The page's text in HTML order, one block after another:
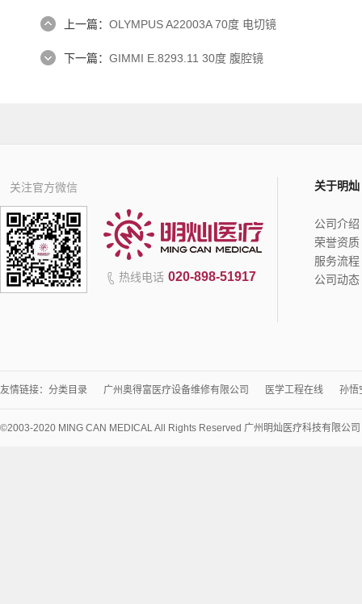
上一篇： OLYMPUS A22003A 70度 电切镜
下一篇： GIMMI E.8293.11 30度 腹腔镜
关注官方微信
热线电话 020-898-51917
关于明灿
公司介绍
荣誉资质
服务流程
公司动态
友情链接： 分类目录 广州奥得富医疗设备维修有限公司 医学工程在线 孙悟
©2003-2020 MING CAN MEDICAL All Rights Reserved 广州明灿医疗科技有限公司